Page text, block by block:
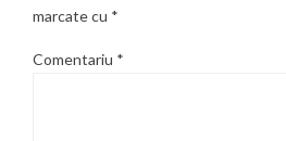
marcate cu *
Comentariu *